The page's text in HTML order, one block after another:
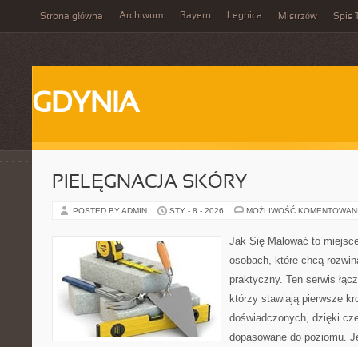
Strona główna Archiwum Bayern Legnica Mistrzów Spis
GDYNIA
PIELĘGNACJA SKÓRY
POSTED BY ADMIN STY - 8 - 2026 MOŻLIWOŚĆ
Jak Się Malować to
osobach, które chcą
praktyczny. Ten serwis
którzy stawiają pierwsze
doświadczonych, dzięki
dopasowane do poziomu.